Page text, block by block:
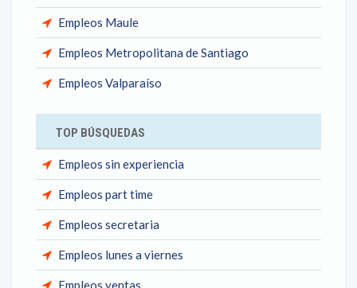
Empleos Maule
Empleos Metropolitana de Santiago
Empleos Valparaíso
TOP BÚSQUEDAS
Empleos sin experiencia
Empleos part time
Empleos secretaria
Empleos lunes a viernes
Empleos ventas